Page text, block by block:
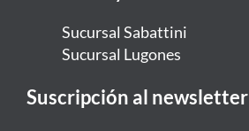
Sucursal Sabattini
Sucursal Lugones
Suscripción al newsletter